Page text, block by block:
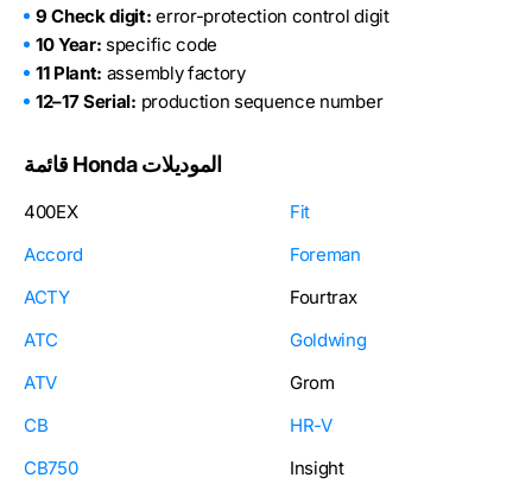
9 Check digit: error-protection control digit
10 Year: specific code
11 Plant: assembly factory
12–17 Serial: production sequence number
قائمة Honda الموديلات
400EX
Accord
ACTY
ATC
ATV
CB
CB750
Fit
Foreman
Fourtrax
Goldwing
Grom
HR-V
Insight